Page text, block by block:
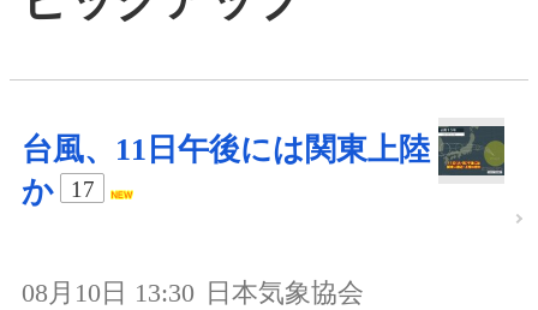
台風、11日午後には関東上陸
か
17
08月10日 13:30 日本気象協会